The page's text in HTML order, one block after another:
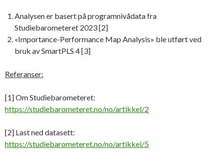
Analysen er basert på programnivådata fra
Studiebarometeret 2023 [2]
«Importance-Performance Map Analysis» ble utført ved
bruk av SmartPLS 4 [3]
Referanser:
[1] Om Studiebarometeret:
https://studiebarometeret.no/no/artikkel/2
[2] Last ned datasett:
https://studiebarometeret.no/no/artikkel/5